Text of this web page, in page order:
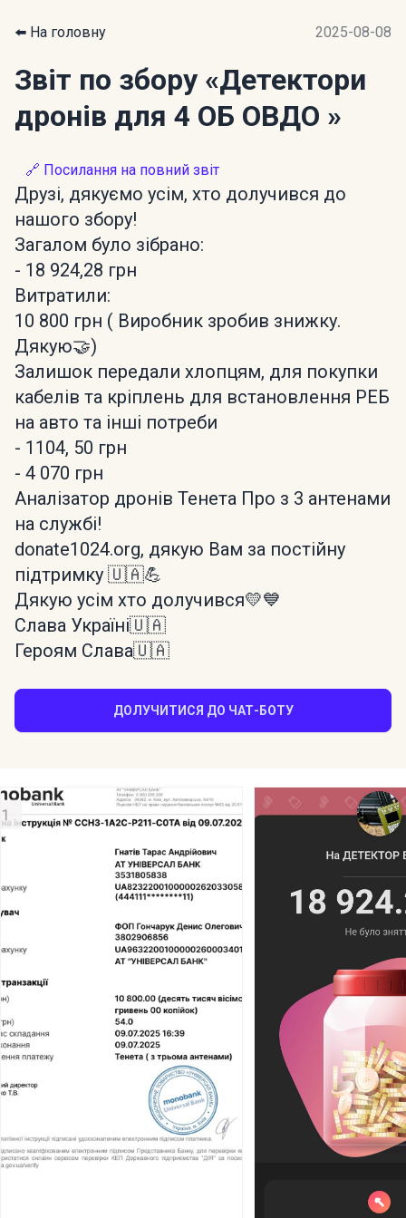
⬅️ На головну 2025-08-08
Звіт по збору «Детектори
дронів для 4 ОБ ОВДО »
🔗 Посилання на повний звіт
Друзі, дякуємо усім, хто долучився до
нашого збору!
Загалом було зібрано:
- 18 924,28 грн
Витратили:
10 800 грн ( Виробник зробив знижку.
Дякую🤝)
Залишок передали хлопцям, для покупки
кабелів та кріплень для встановлення РЕБ
на авто та інші потреби
- 1104, 50 грн
- 4 070 грн
Аналізатор дронів Тенета Про з 3 антенами
на службі!
donate1024.org, дякую Вам за постійну
підтримку 🇺🇦💪
Дякую усім хто долучився💛💙
Слава Україні🇺🇦
Героям Слава🇺🇦
ДОЛУЧИТИСЯ ДО ЧАТ-БОТУ